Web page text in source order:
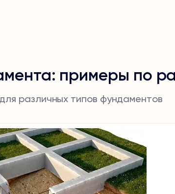
примеры по
различных типов фундаментов